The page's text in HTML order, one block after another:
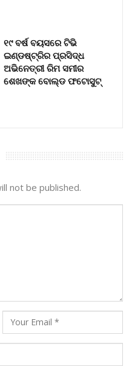
୧୯ ବର୍ଷ ବୟସରେ ଟିଭି
ଇଣ୍ଡଷ୍ଟ୍ରିର ପ୍ରସିଦ୍ଧ
ଅଭିନେତ୍ରୀ ରିମ ସମୀର
ଶେଖଙ୍କ ବୋଲ୍ଡ ଫଟୋସୁଟ୍‌
not be published.